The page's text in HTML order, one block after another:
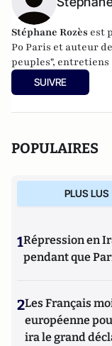
Presses de
vraie victoire du RN
publiéLes racines
éditions de l'Aube.
Stéphane Rozès est
Po Paris et auteur
peuples", entretiens
SUIVRE
POPULAIRES
PLUS LUS
1Répression en
pendant que
2Les Français
européenne
ira le grand